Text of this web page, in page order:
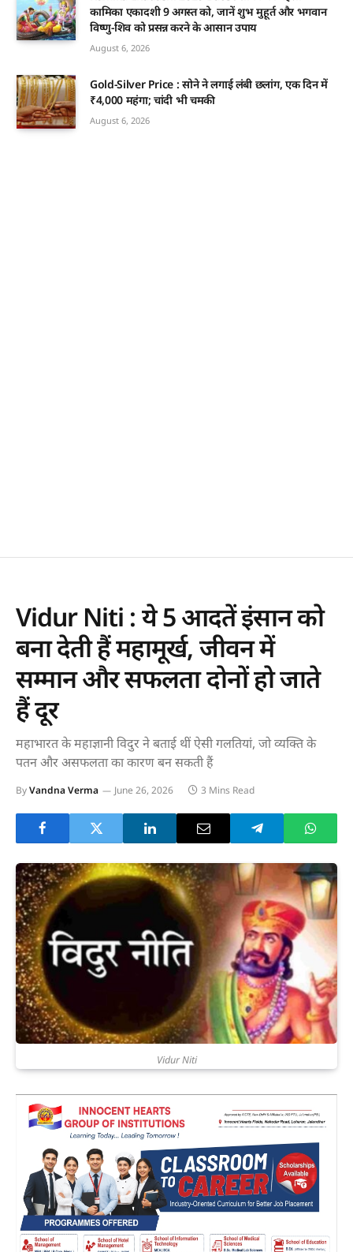
कामिका एकादशी 9 अगस्त को, जानें शुभ मुहूर्त और भगवान
विष्णु-शिव को प्रसन्न करने के आसान उपाय
August 6, 2026
Gold-Silver Price : सोने ने लगाई लंबी छलांग, एक दिन में
₹4,000 महंगा; चांदी भी चमकी
August 6, 2026
Vidur Niti : ये 5 आदतें इंसान को
बना देती हैं महामूर्ख, जीवन में
सम्मान और सफलता दोनों हो जाते
हैं दूर
महाभारत के महाज्ञानी विदुर ने बताई थीं ऐसी गलतियां, जो व्यक्ति के
पतन और असफलता का कारण बन सकती हैं
ByVandna Verma June 26, 2026 3 Mins Read
Vidur Niti